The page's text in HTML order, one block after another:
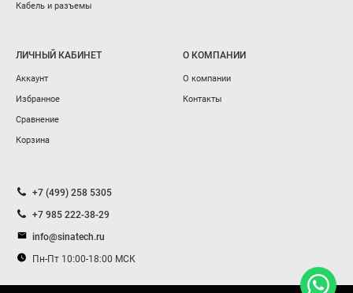
Кабель и разъемы
ЛИЧНЫЙ КАБИНЕТ
Аккаунт
Избранное
Сравнение
Корзина
О КОМПАНИИ
О компании
Контакты
+7 (499) 258 5305
+7 985 222-38-29
info@sinatech.ru
Пн-Пт 10:00-18:00 МСК